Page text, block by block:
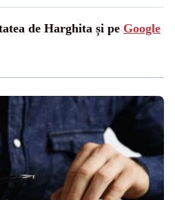
de Harghita și pe Google